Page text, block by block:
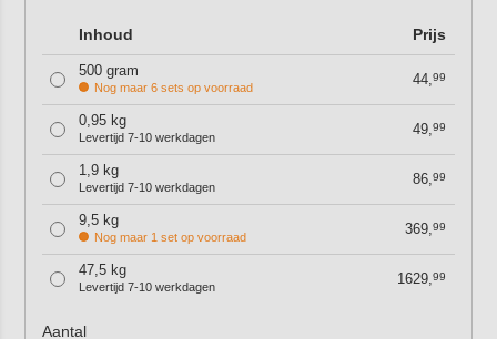
Inhoud Prijs
500 gram
Nog maar 6 sets op voorraad 44,99
0,95 kg
Levertijd 7-10 werkdagen 49,99
1,9 kg
Levertijd 7-10 werkdagen 86,99
9,5 kg
Nog maar 1 set op voorraad 369,99
47,5 kg
Levertijd 7-10 werkdagen 1629,99
Aantal